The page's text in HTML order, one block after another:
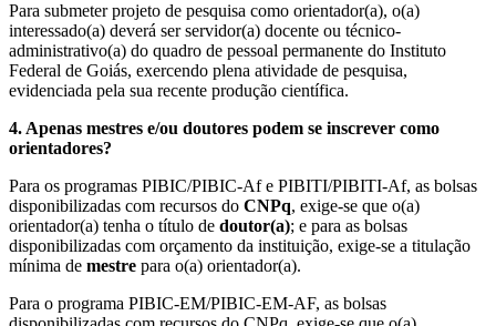
Para submeter projeto de pesquisa como orientador(a), o(a)
interessado(a) deverá ser servidor(a) docente ou técnico-
administrativo(a) do quadro de pessoal permanente do Instituto
Federal de Goiás, exercendo plena atividade de pesquisa,
evidenciada pela sua recente produção científica.
4. Apenas mestres e/ou doutores podem se inscrever como
orientadores?
Para os programas PIBIC/PIBIC-Af e PIBITI/PIBITI-Af, as bolsas
disponibilizadas com recursos do CNPq, exige-se que o(a)
orientador(a) tenha o título de doutor(a); e para as bolsas
disponibilizadas com orçamento da instituição, exige-se a titulação
mínima de mestre para o(a) orientador(a).
Para o programa PIBIC-EM/PIBIC-EM-AF, as bolsas